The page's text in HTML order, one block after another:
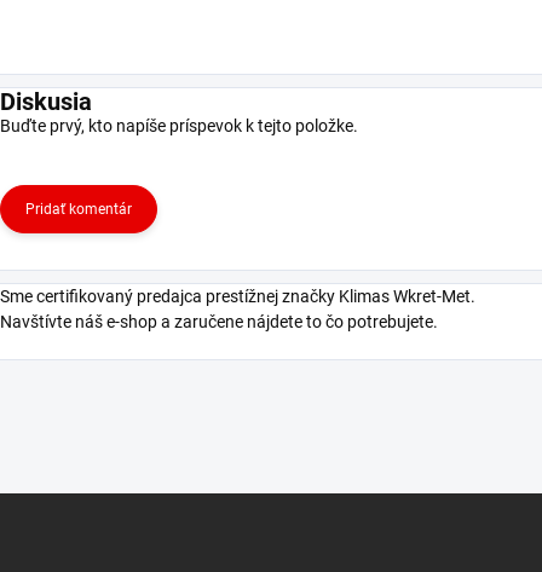
Diskusia
Buďte prvý, kto napíše príspevok k tejto položke.
Pridať komentár
Sme certifikovaný predajca prestížnej značky Klimas Wkret-Met.
Navštívte náš e-shop a zaručene nájdete to čo potrebujete.